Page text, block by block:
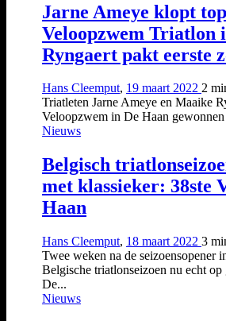
Jarne Ameye klopt
Veloopzwem Triatlon
Ryngaert pakt eerste
Hans Cleemput, 19 maart 2022 2
Triatleten Jarne Ameye en Maaike
Veloopzwem in De Haan
Nieuws
Belgisch
met klassieker: 38ste
Haan
Hans Cleemput, 18 maart 2022 3
Twee weken na de seizoensopener
Belgische triatlonseizoen nu echt
De...
Nieuws